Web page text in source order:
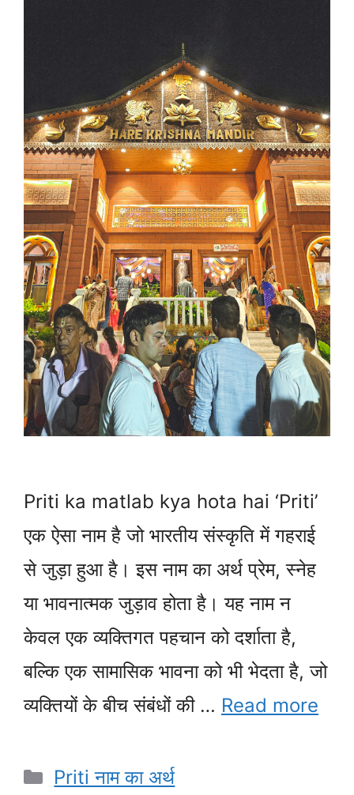
Priti ka matlab kya hota hai ‘Priti’
एक ऐसा नाम है जो भारतीय संस्कृति में गहराई
से जुड़ा हुआ है। इस नाम का अर्थ प्रेम, स्नेह
या भावनात्मक जुड़ाव होता है। यह नाम न
केवल एक व्यक्तिगत पहचान को दर्शाता है,
बल्कि एक सामासिक भावना को भी भेदता है, जो
व्यक्तियों के बीच संबंधों की … Read more
Categories
Priti नाम का अर्थ